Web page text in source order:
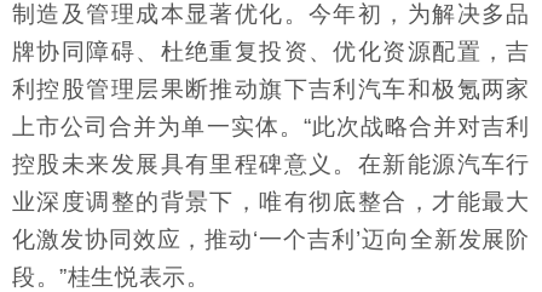
制造及管理成本显著优化。今年初，为解决多品
牌协同障碍、杜绝重复投资、优化资源配置，吉
利控股管理层果断推动旗下吉利汽车和极氪两家
上市公司合并为单一实体。“此次战略合并对吉利
控股未来发展具有里程碑意义。在新能源汽车行
业深度调整的背景下，唯有彻底整合，才能最大
化激发协同效应，推动‘一个吉利’迈向全新发展阶
段。”桂生悦表示。